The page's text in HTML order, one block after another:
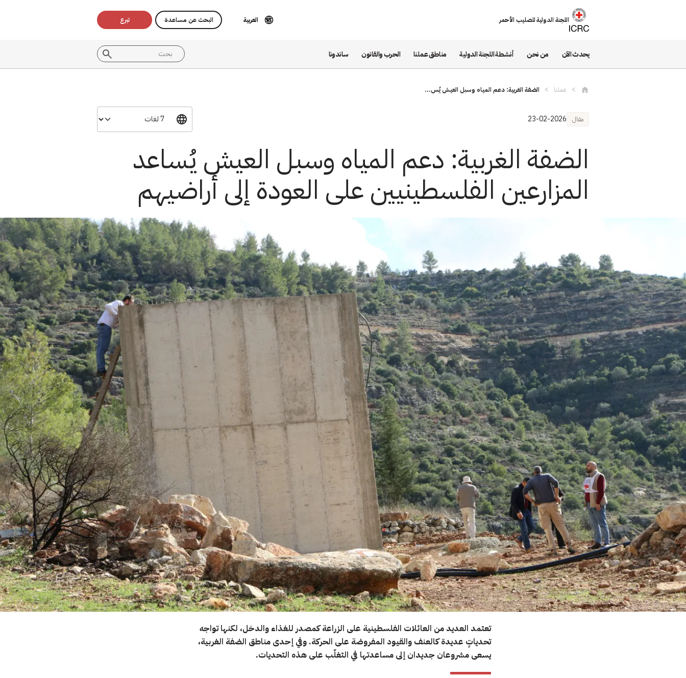
اللجنة الدولية للصليب الأحمر العربية البحث عن مساعدة تبرع
يحدث الآن من نحن أنشطة اللجنة الدولية مناطق عملنا الحرب والقانون ساندونا
عملنا الضفة الغربية: دعم المياه وسبل العيش يُس...
مقال 23-02-2026
الضفة الغربية: دعم المياه وسبل العيش يُساعد
المزارعين الفلسطينيين على العودة إلى أراضيهم
تعتمد العديد من العائلات الفلسطينية على الزراعة كمصدر للغذاء والدخل، لكنها تواجه
تحدياتٍ عديدة كالعنف والقيود المفروضة على الحركة. وفي إحدى مناطق الضفة الغربية،
يسعى مشروعان جديدان إلى مساعدتها في التغلّب على هذه التحديات.